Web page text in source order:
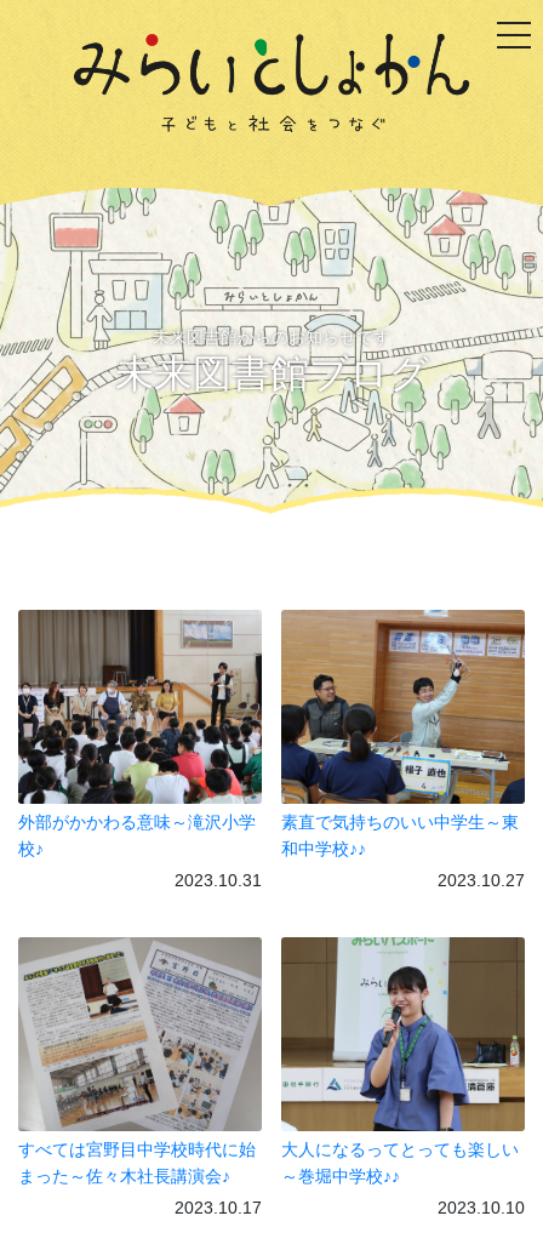
未来図書館からのお知らせです
未来図書館ブログ
外部がかかわる意味～滝沢小学
校♪
2023.10.31
素直で気持ちのいい中学生～東
和中学校♪♪
2023.10.27
すべては宮野目中学校時代に始
まった～佐々木社長講演会♪
2023.10.17
大人になるってとっても楽しい
～巻堀中学校♪♪
2023.10.10